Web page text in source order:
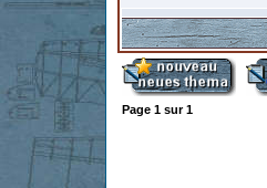
Page 1 sur1